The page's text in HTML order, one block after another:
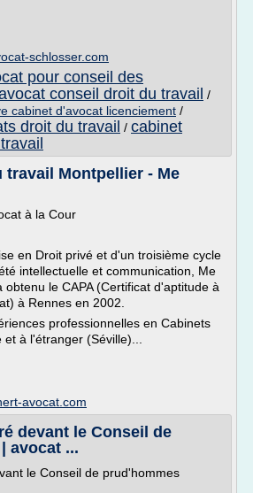
schlosser.com
pour conseil des
conseil droit du travail /
cabinet d'avocat licenciement /
droit du travail / cabinet
travail Montpellier - Me
à la Cour
en Droit privé et d'un troisième cycle
intellectuelle et communication, Me
obtenu le CAPA (Certificat d'aptitude à
à Rennes en 2002.
professionnelles en Cabinets
à l'étranger (Séville)...
avocat.com
devant le Conseil de
avocat ...
le Conseil de prud'hommes